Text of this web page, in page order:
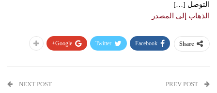
التوصل […]
الذهاب إلى المصدر
Share
Facebook
Twitter
Google+
NEXT POST